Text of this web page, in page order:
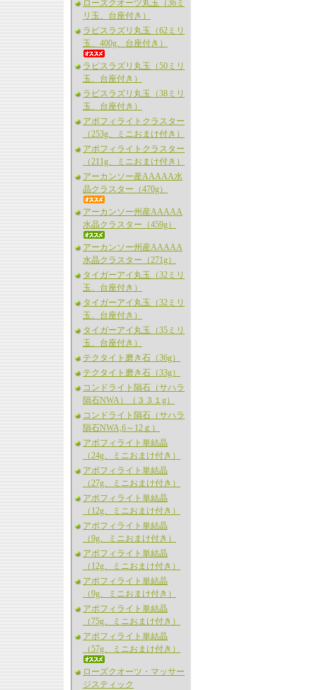
ローズクオーツ丸玉（36ミ
リ玉、台座付き）
ラピスラズリ丸玉（62ミリ
玉、400g、台座付き）
ラピスラズリ丸玉（50ミリ
玉、台座付き）
ラピスラズリ丸玉（38ミリ
玉、台座付き）
アポフィライトクラスター
（253g、ミニおまけ付き）
アポフィライトクラスター
（211g、ミニおまけ付き）
アーカンソー産AAAAA水
晶クラスター（470g）
アーカンソー州産AAAAA
水晶クラスター（459g）
アーカンソー州産AAAAA
水晶クラスター（271g）
タイガーアイ丸玉（32ミリ
玉、台座付き）
タイガーアイ丸玉（32ミリ
玉、台座付き）
タイガーアイ丸玉（35ミリ
玉、台座付き）
テクタイト磨き石（36g）
テクタイト磨き石（33g）
コンドライト隕石（サハラ
隕石NWA）（３３１g）
コンドライト隕石（サハラ
隕石NWA,6～12ｇ）
アポフィライト単結晶
（24g、ミニおまけ付き）
アポフィライト単結晶
（27g、ミニおまけ付き）
アポフィライト単結晶
（12g、ミニおまけ付き）
アポフィライト単結晶
（9g、ミニおまけ付き）
アポフィライト単結晶
（12g、ミニおまけ付き）
アポフィライト単結晶
（9g、ミニおまけ付き）
アポフィライト単結晶
（75g、ミニおまけ付き）
アポフィライト単結晶
（57g、ミニおまけ付き）
ローズクオーツ・マッサー
ジスティック